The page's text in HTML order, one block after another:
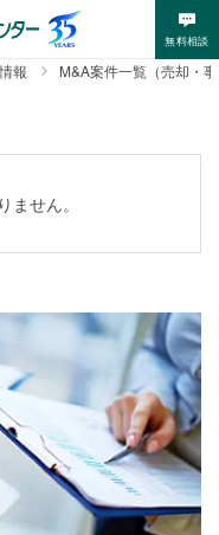
無料相談
報 M&A案件一覧（売却・
せん。